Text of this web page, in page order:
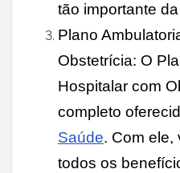
tão importante
Plano
Obstetrícia: O
Hospitalar com
completo
Saúde. Com ele,
todos os